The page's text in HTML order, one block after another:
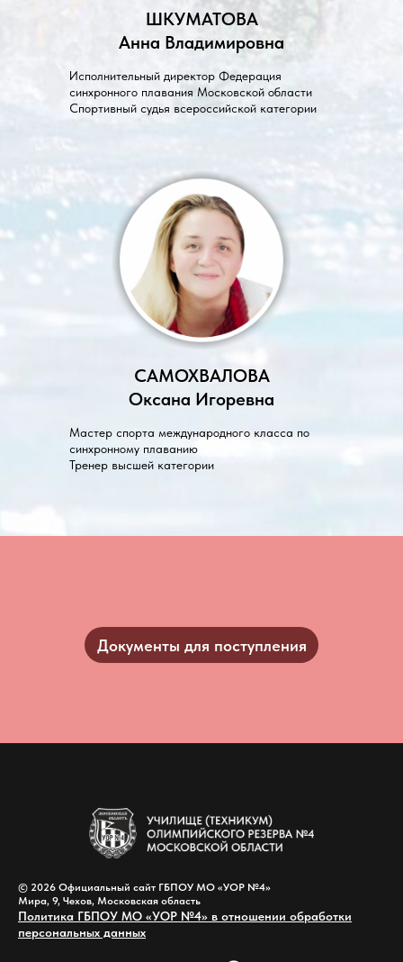
ШКУМАТОВА
Анна Владимировна
Исполнительный директор Федерация
синхронного плавания Московской области
Спортивный судья всероссийской категории
САМОХВАЛОВА
Оксана Игоревна
Мастер спорта международного класса по
синхронному плаванию
Тренер высшей категории
Документы для поступления
© 2026 Официальный сайт ГБПОУ МО «УОР №4»
Мира, 9, Чехов, Московская область
Политика ГБПОУ МО «УОР №4» в отношении обработки
персональных данных